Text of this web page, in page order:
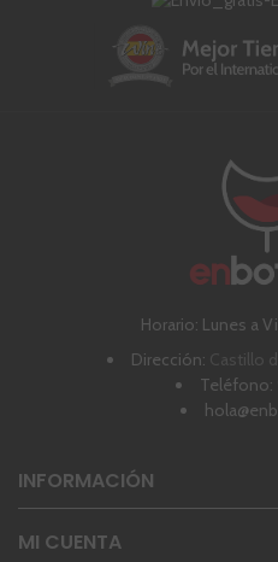
Horario: Lunes a
Dirección: Castillo
Teléfono:
INFORMACIÓN
MI CUENTA